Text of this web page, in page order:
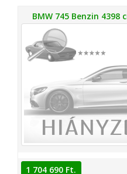
BMW 745 Benzin 4398
1 704 690 Ft.